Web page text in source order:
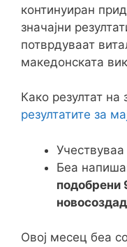
континуиран
значајни
потврдуваат
македонската
Како резултат
резултатите за
Беа
подобрени
Овој месец беa